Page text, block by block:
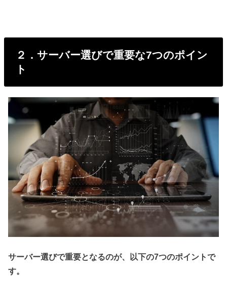
２．サーバー選びで重要な7つのポイン
ト
サーバー選びで重要となるのが、以下の7つのポイントで
す。